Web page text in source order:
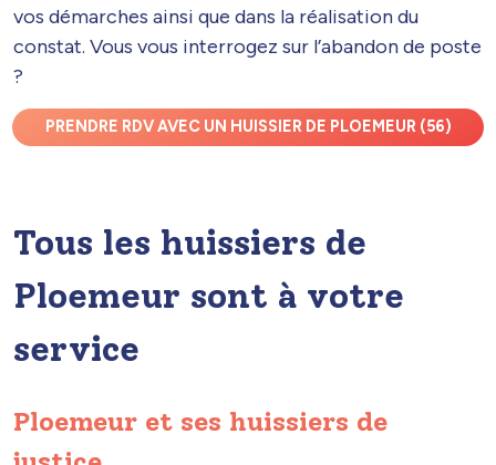
vos démarches ainsi que dans la réalisation du
constat. Vous vous interrogez sur l’abandon de poste
?
PRENDRE RDV AVEC UN HUISSIER DE PLOEMEUR (56)
Tous les huissiers de
Ploemeur sont à votre
service
Ploemeur et ses huissiers de